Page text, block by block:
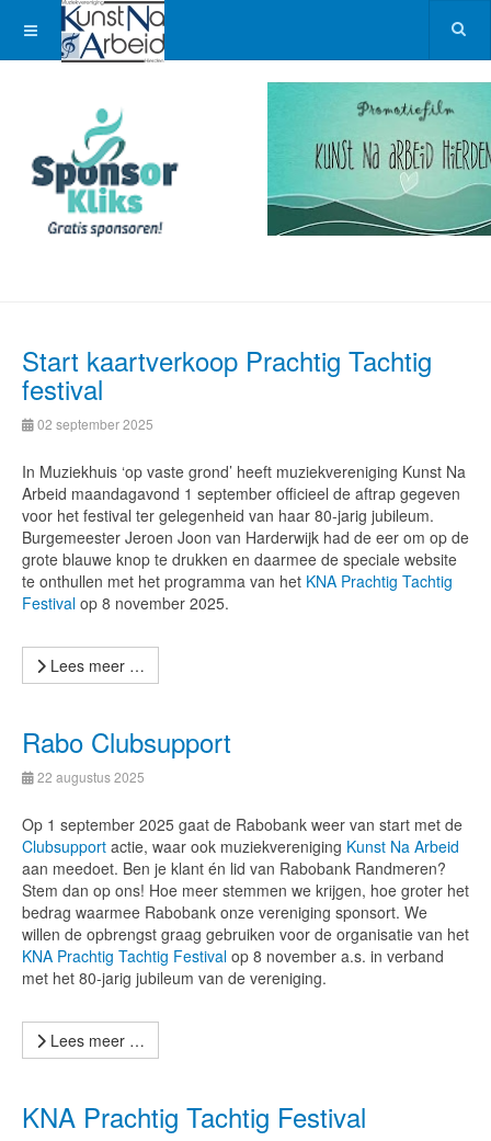
Start kaartverkoop Prachtig Tachtig
festival
02 september 2025
In Muziekhuis ‘op vaste grond’ heeft muziekvereniging Kunst Na
Arbeid maandagavond 1 september officieel de aftrap gegeven
voor het festival ter gelegenheid van haar 80-jarig jubileum.
Burgemeester Jeroen Joon van Harderwijk had de eer om op de
grote blauwe knop te drukken en daarmee de speciale website
te onthullen met het programma van het KNA Prachtig Tachtig
Festival op 8 november 2025.
Lees meer …
Rabo Clubsupport
22 augustus 2025
Op 1 september 2025 gaat de Rabobank weer van start met de
Clubsupport actie, waar ook muziekvereniging Kunst Na Arbeid
aan meedoet. Ben je klant én lid van Rabobank Randmeren?
Stem dan op ons! Hoe meer stemmen we krijgen, hoe groter het
bedrag waarmee Rabobank onze vereniging sponsort. We
willen de opbrengst graag gebruiken voor de organisatie van het
KNA Prachtig Tachtig Festival op 8 november a.s. in verband
met het 80-jarig jubileum van de vereniging.
Lees meer …
KNA Prachtig Tachtig Festival